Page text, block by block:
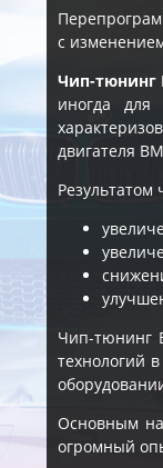
с
Чип-тюнинг
иногда
двигателя
Результатом
Чип-тюнинг
технологий
Основным
огромный